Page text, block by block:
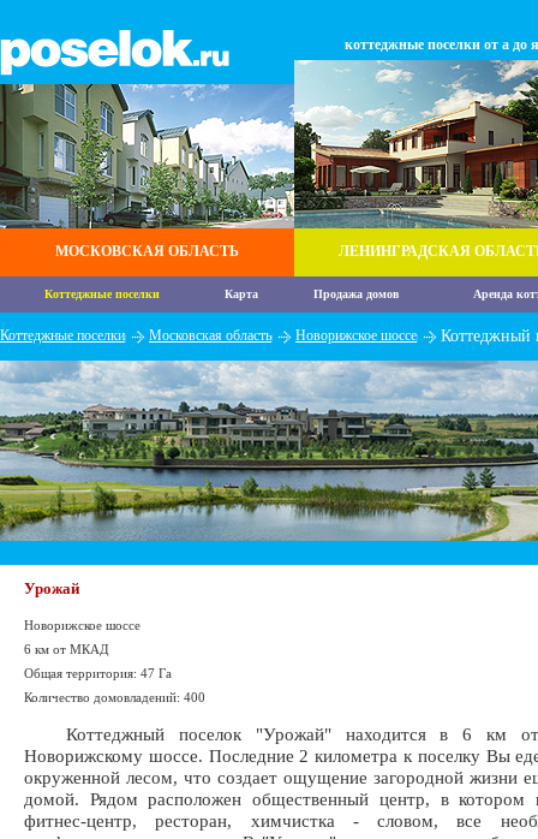
МОСКОВСКАЯ ОБЛАСТЬ
коттеджные поселки от а до я
ЛЕНИНГРАДСКАЯ
Коттеджные поселки Карта Продажа домов Аренда
Коттеджные поселки Московская область Новорижское шоссе Коттеджный
Урожай
Новорижское шоссе
6 км от МКАД
Общая территория: 47 Га
Количество домовладений: 400
Коттеджный поселок "Урожай" находится в 6 км
Новорижскому шоссе. Последние 2 километра к поселку Вы
окруженной лесом, что создает ощущение загородной жизни
домой. Рядом расположен общественный центр, в котором
фитнес-центр, ресторан, химчистка - словом, все